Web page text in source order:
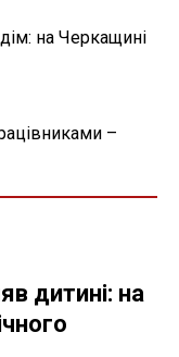
на Черкащині
–
дитині: на